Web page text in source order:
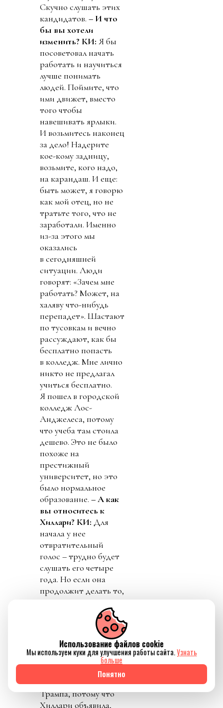
Скучно слушать этих
кандидатов. – И что
бы вы хотели
изменить? КИ: Я бы
посоветовал начать
работать и научиться
лучше понимать
людей. Поймите, что
ими движет, вместо
того чтобы
навешивать ярлыки.
И возьмитесь наконец
за дело! Надерите
кое-кому задницу,
возьмите, кого надо,
на карандаш. И еще:
быть может, я говорю
как мой отец, но не
тратьте того, что не
заработали. Именно
из-за этого мы
оказались
в сегодняшней
ситуации. Люди
говорят: «Зачем мне
работать? Может, на
халяву что-нибудь
перепадет». Шастают
по тусовкам и вечно
рассуждают, как бы
бесплатно попасть
в колледж. Мне лично
никто не предлагал
учиться бесплатно.
Я пошел в городской
колледж Лос-
Анджелеса, потому
что учеба там стоила
дешево. Это не было
похоже на
престижный
университет, но это
было нормальное
образование. – А как
вы относитесь к
Хиллари? КИ: Для
начала у нее
отвратительный
голос – трудно будет
слушать его четыре
года. Но если она
продолжит делать то,
годы, я поддержу ее.
– Если выбирать
между Клинтон и
Трампом? КИ:
Трудный выбор, да.
я проголосую за
Трампа, потому что
Хиллари объявила,
Использование файлов cookie
Мы используем куки для улучшения работы сайта.Узнать
больше
Понятно